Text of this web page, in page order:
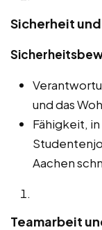
Sicherheit
und das
Fähigkeit,
Aachen
Teamarbeit